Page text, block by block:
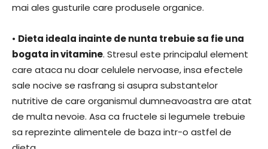
mai ales gusturile care produsele organice.
• Dieta ideala inainte de nunta trebuie sa fie una
bogata in vitamine. Stresul este principalul element
care ataca nu doar celulele nervoase, insa efectele
sale nocive se rasfrang si asupra substantelor
nutritive de care organismul dumneavoastra are atat
de multa nevoie. Asa ca fructele si legumele trebuie
sa reprezinte alimentele de baza intr-o astfel de